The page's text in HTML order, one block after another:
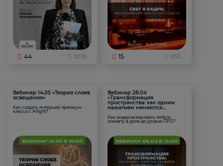
44 1099 15 650
Вебинар 14.05 «Теория слоев
освещения»
Как создать интерьер премиум-
класса с Arlight?
Вебинар 28.04
«Трансформация
пространства: как одним
нажатием меняются
Как модернизировать любую
комнату в доме до уровня ПРО?